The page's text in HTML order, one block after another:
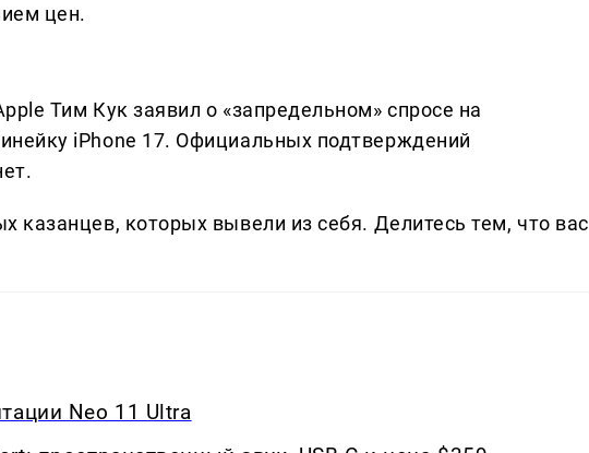
цен.
Тим Кук заявил о «запредельном» спросе на
iPhone 17. Официальных подтверждений
казанцев, которых вывели из себя. Делитеcь тем, что вас
Neo 11 Ultra